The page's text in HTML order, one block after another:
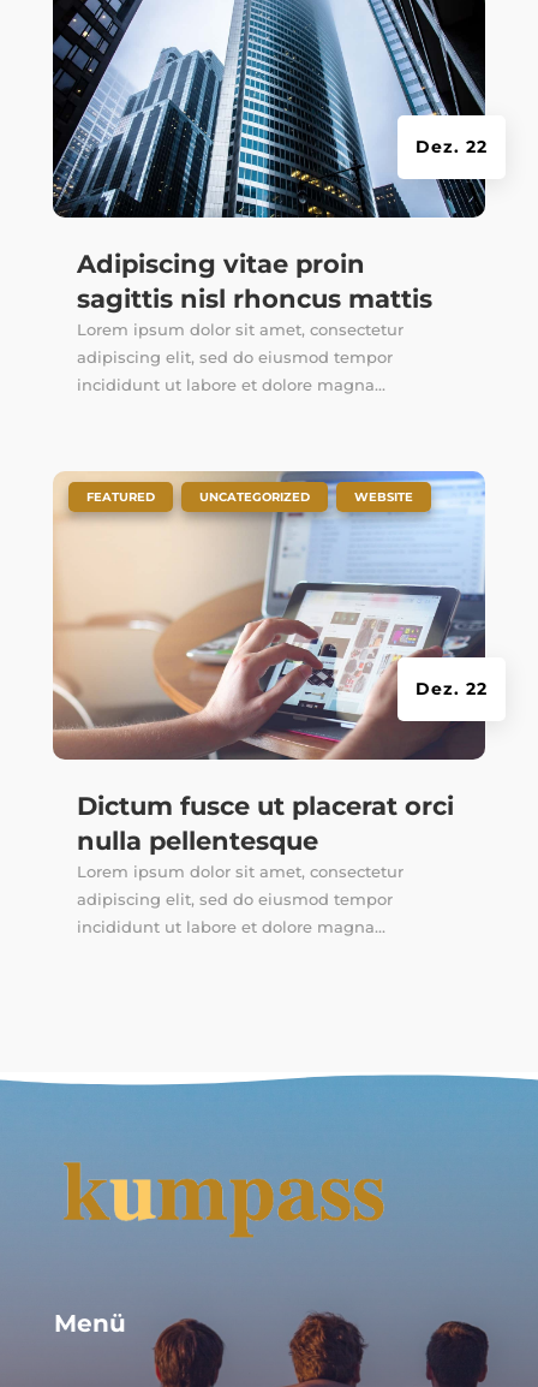
Adipiscing vitae proin
sagittis nisl rhoncus mattis
Dez. 22
Lorem ipsum dolor sit amet, consectetur
adipiscing elit, sed do eiusmod tempor
incididunt ut labore et dolore magna...
Dictum fusce ut placerat orci
nulla pellentesque
Dez. 22
FEATURED UNCATEGORIZED WEBSITE
Lorem ipsum dolor sit amet, consectetur
adipiscing elit, sed do eiusmod tempor
incididunt ut labore et dolore magna...
Menü